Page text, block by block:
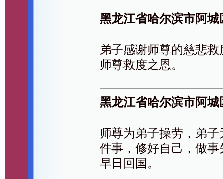
黑龙江省哈尔滨市阿
弟子感谢师尊的慈悲
师尊救度之恩。
黑龙江省哈尔滨市阿
师尊为弟子操劳，弟
件事，修好自己，做
早日回国。